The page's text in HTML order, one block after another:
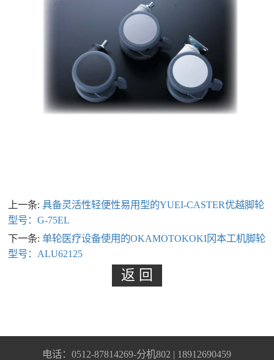
上一条:具备灵活性轻便性易用型的YUEI-CASTER优越脚轮
型号：G-75EL
下一条:单轮医疗设备使用的OKAMOTOKOKI冈本工机脚轮
型号：ALU62125
电话：0512-87814269-分机802 | 18912690459